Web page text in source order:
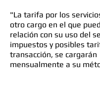
"La tarifa por los
otro cargo en el que
relación con su uso del
impuestos y posibles
transacción, se cargarán
mensualmente a su